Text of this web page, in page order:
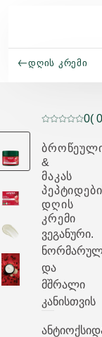
ᲓᲦᲘᲡ ᲙᲠᲔᲛᲘ
0(
&
ᲛᲐᲙᲐᲡ
ᲓᲦᲘᲡ
ᲙᲠᲔᲛᲘ
ვეგანური.
და
მშრალი
კანისთვის